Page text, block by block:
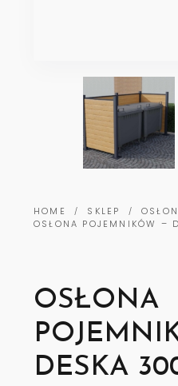
HOME / SKLEP /
OSŁONA POJEMNIKÓW
OSŁONA
DESKA